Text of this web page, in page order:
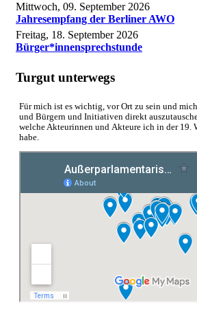
Mittwoch, 09. September 2026
Jahresempfang der Berliner AWO
Freitag, 18. September 2026
Bürger*innensprechstunde
Turgut unterwegs
Für mich ist es wichtig, vor Ort zu sein und
und Bürgern und Initiativen direkt
welche Akteurinnen und Akteure ich in der 19.
habe.